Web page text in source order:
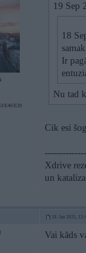
E46/E39
19 Sep
18
Ir
Nu tad
Cik esi
Xdrive
un
18. Jan 2025,
Vai kāds